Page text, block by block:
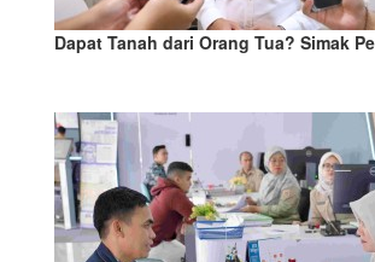
Dapat Tanah dari Orang Tua? Simak